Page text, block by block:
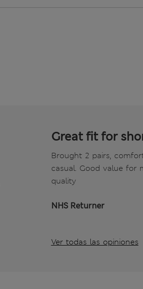
Great fit for
Brought 2 pairs,
casual. Good value for
quality
NHS Returner
Ver todas las opiniones